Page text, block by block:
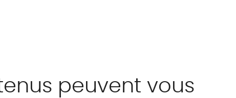
peuvent vous